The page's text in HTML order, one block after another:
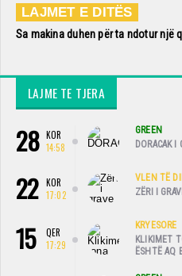
LAJMET E DITËS
Sa makina duhen për ta ndotur një
LAJME TE TJERA
28 KOR
14:58
GREEN
DORACAK
22
KOR
17:02
VLEN TË
ZËRI I
15
QER
17:29
KRYESORE
KLIKIMET
ËSHTË AQ